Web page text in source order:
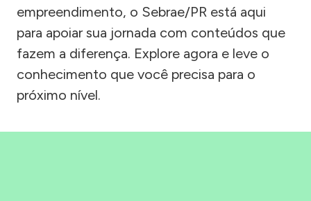
empreendimento, o Sebrae/PR está aqui
para apoiar sua jornada com conteúdos que
fazem a diferença. Explore agora e leve o
conhecimento que você precisa para o
próximo nível.